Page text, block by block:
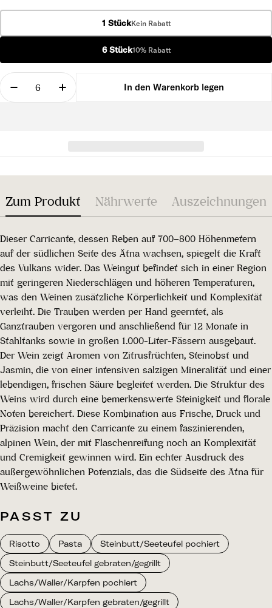
1 StückKein Rabatt
6 Stück10% Rabatt
Menge
Menge für IDDA Bianco DOP 2024 verringern
Menge für IDDA Bianco DOP 2024
In den Warenkorb legen
Zum Produkt Nährwerte Auszeichnungen
Dieser Carricante, dessen Reben auf 700–800 Höhenmetern
auf der südlichen Seite des Ätna wachsen, spiegelt die Kraft
des Vulkans wider. Das Weingut befindet sich in einer Region
mit geringeren Niederschlägen und höheren Temperaturen,
was den Weinen zusätzliche Körperlichkeit und Komplexität
verleiht. Die Trauben werden per Hand geerntet, als
Ganztrauben vergoren und anschließend für 12 Monate in
Stahltanks sowie in großen 1.000-Liter-Fässern ausgebaut.
Der Wein zeigt Aromen von Zitrusfrüchten, Steinobst und
Jasmin, die von einer intensiven salzigen Mineralität und einer
lebendigen, frischen Säure begleitet werden. Die Struktur des
Weins wird durch eine bemerkenswerte Steinigkeit und florale
Noten bereichert. Diese Kombination aus Frische, Druck und
Präzision macht den Carricante zu einem faszinierenden,
alpinen Wein, der mit Flaschenreifung noch an Komplexität
und Cremigkeit gewinnen wird. Ein echter Ausdruck des
außergewöhnlichen Potenzials, das die Südseite des Ätna für
Weißweine bietet.
PASST ZU
Risotto Pasta
Steinbutt/Seeteufel pochiert
Steinbutt/Seeteufel gebraten/gegrillt
Lachs/Waller/Karpfen pochiert
Lachs/Waller/Karpfen gebraten/gegrillt